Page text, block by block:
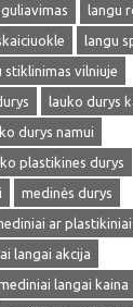
langu
langu
stiklinimas vilniuje
lauko durys
durys namui
plastikines durys
medinės durys
ar
langai akcija
langai kaina